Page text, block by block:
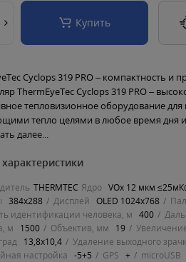
Купить
Cyclops 319 PRO – компактность и
ThermEyeTec Cyclops 319 PRO –
тепловизионное оборудование для
тепло целями в любое время дня
далее...
THERMTEC Ядро VOx 12 мкм
384x288 Дисплей OLED 1024x768
идентификации человека, м
400
м
1500 Объектив, мм 19
13,8x10,4 Удаление выходного
настройка
-5+5 GPS + microUSB